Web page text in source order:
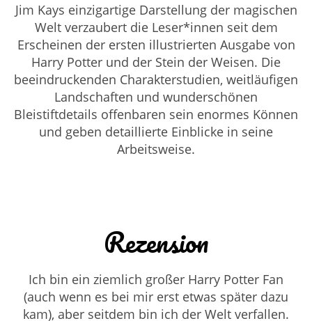
Jim Kays einzigartige Darstellung der magischen
Welt verzaubert die Leser*innen seit dem
Erscheinen der ersten illustrierten Ausgabe von
Harry Potter und der Stein der Weisen. Die
beeindruckenden Charakterstudien, weitläufigen
Landschaften und wunderschönen
Bleistiftdetails offenbaren sein enormes Können
und geben detaillierte Einblicke in seine
Arbeitsweise.
Rezension
Ich bin ein ziemlich großer Harry Potter Fan
(auch wenn es bei mir erst etwas später dazu
kam), aber seitdem bin ich der Welt verfallen.